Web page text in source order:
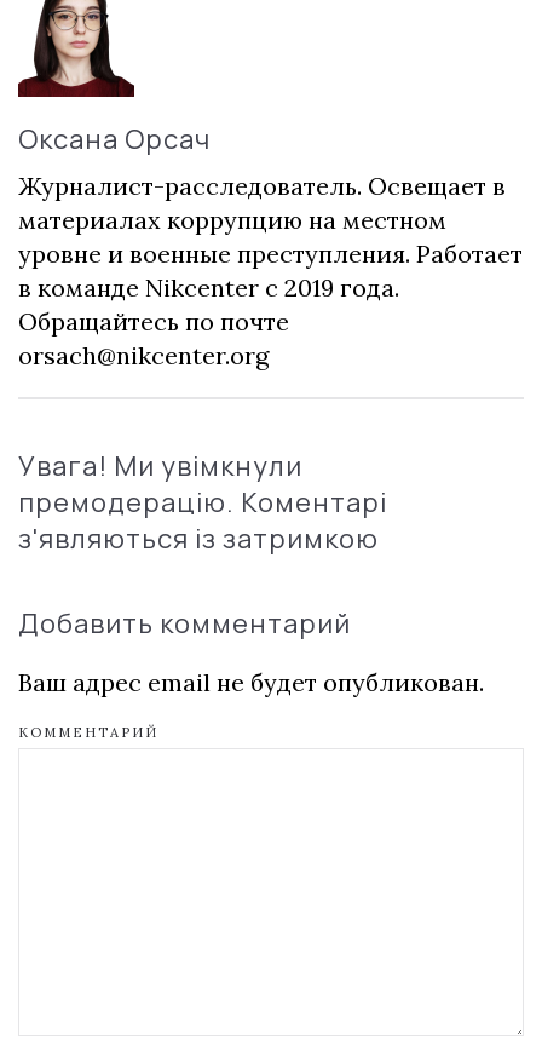
Оксана Орсач
Журналист-расследователь. Освещает в
материалах коррупцию на местном
уровне и военные преступления. Работает
в команде Nikcenter с 2019 года.
Обращайтесь по почте
orsach@nikcenter.org
Увага! Ми увімкнули
премодерацію. Коментарі
з'являються із затримкою
Добавить комментарий
Ваш адрес email не будет опубликован.
КОММЕНТАРИЙ